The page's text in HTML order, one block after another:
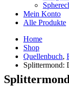
Mein Konto
Alle Produkte
Home
Shop
Quellenbuch,
Splittermond: